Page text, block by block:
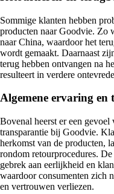
Sommige klanten hebben
producten naar Goodvie. Zo
naar China, waardoor het
wordt gemaakt. Daarnaast
terug hebben ontvangen na
resulteert in verdere
Algemene ervaring en
Bovenal heerst er een
transparantie bij Goodvie.
herkomst van de producten,
rondom retourprocedures.
gebrek aan eerlijkheid en
waardoor consumenten zich
en vertrouwen verliezen.